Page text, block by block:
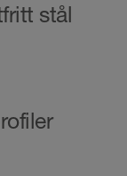
stål